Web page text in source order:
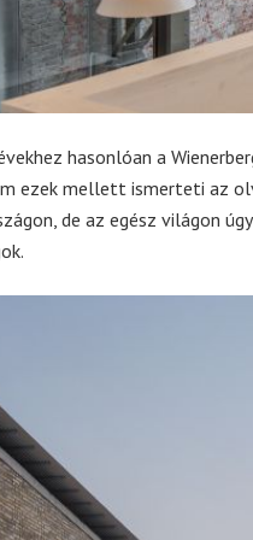
hasonlóan a
ezek mellett ismerteti az
de az egész világon